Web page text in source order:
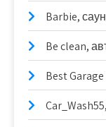
Barbie,
Be clean,
Best Garage